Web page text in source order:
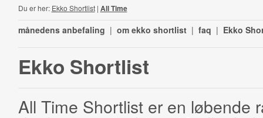
Du er her: Ekko Shortlist| All Time
månedens anbefaling | om ekko shortlist | faq | Ekko
Ekko Shortlist
All Time Shortlist er en løbende